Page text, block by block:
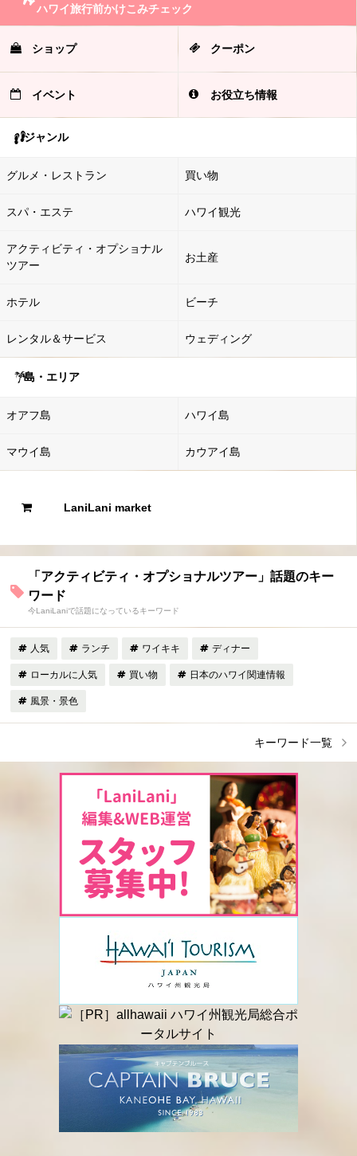
ハワイ旅行前かけこみチェック
ショップ クーポン
イベント お役立ち情報
ジャンル
グルメ・レストラン 買い物
スパ・エステ ハワイ観光
アクティビティ・オプショナル
ツアー
お土産
ホテル ビーチ
レンタル＆サービス ウェディング
島・エリア
オアフ島 ハワイ島
マウイ島 カウアイ島
LaniLani market
「アクティビティ・オプショナルツアー」話題のキー
ワード
今LaniLaniで話題になっているキーワード
人気 ランチ ワイキキ ディナー
ローカルに人気 買い物 日本のハワイ関連情報
風景・景色
キーワード一覧